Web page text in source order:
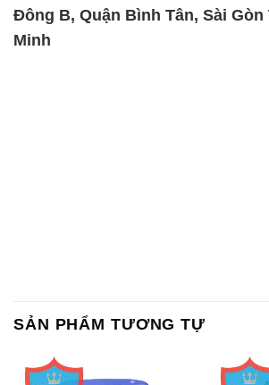
Đông B, Quận Bình Tân, Sài Gòn
Minh
SẢN PHẨM TƯƠNG TỰ